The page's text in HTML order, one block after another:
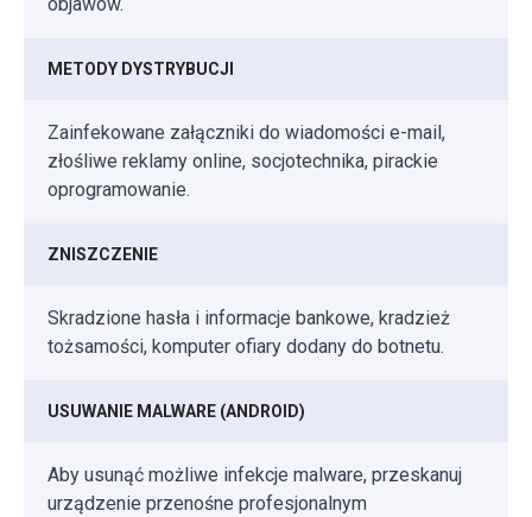
METODY DYSTRYBUCJI
Zainfekowane załączniki do wiadomości e-mail,
złośliwe reklamy online, socjotechnika, pirackie
oprogramowanie.
ZNISZCZENIE
Skradzione hasła i informacje bankowe, kradzież
tożsamości, komputer ofiary dodany do botnetu.
USUWANIE MALWARE (ANDROID)
Aby usunąć możliwe infekcje malware, przeskanuj
urządzenie przenośne profesjonalnym